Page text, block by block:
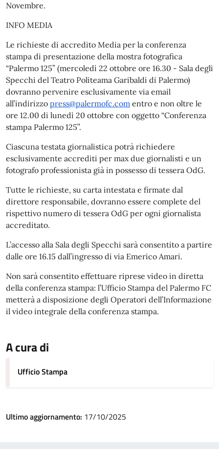
Novembre.
INFO MEDIA
Le richieste di accredito Media per la conferenza
stampa di presentazione della mostra fotografica
“Palermo 125” (mercoledì 22 ottobre ore 16.30 - Sala degli
Specchi del Teatro Politeama Garibaldi di Palermo)
dovranno pervenire esclusivamente via email
all’indirizzo press@palermofc.com entro e non oltre le
ore 12.00 di lunedì 20 ottobre con oggetto “Conferenza
stampa Palermo 125”.
Ciascuna testata giornalistica potrà richiedere
esclusivamente accrediti per max due giornalisti e un
fotografo professionista già in possesso di tessera OdG.
Tutte le richieste, su carta intestata e firmate dal
direttore responsabile, dovranno essere complete del
rispettivo numero di tessera OdG per ogni giornalista
accreditato.
L’accesso alla Sala degli Specchi sarà consentito a partire
dalle ore 16.15 dall’ingresso di via Emerico Amari.
Non sarà consentito effettuare riprese video in diretta
della conferenza stampa: l’Ufficio Stampa del Palermo FC
metterà a disposizione degli Operatori dell’Informazione
il video integrale della conferenza stampa.
A cura di
Ufficio Stampa
Ultimo aggiornamento: 17/10/2025